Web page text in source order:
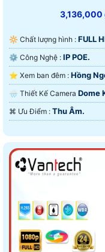
3,136,000
🔆 Chất lượng hình : FULL
⚙ Công Nghệ : IP POE.
⭐ Xem ban đêm : Hồng
🌧️ Thiết Kế Camera Dome
️⌘ Ưu Điểm : Thu Âm.